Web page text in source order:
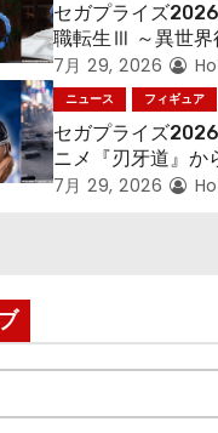
セガプライズ
職転生Ⅲ ～異世界
す～』から「ロキ
アが登場！
7月 29, 2026
ニュース フィギュア
セガプライズ
ニメ『刃牙道』か
が登場ッッ!!
7月 29, 2026